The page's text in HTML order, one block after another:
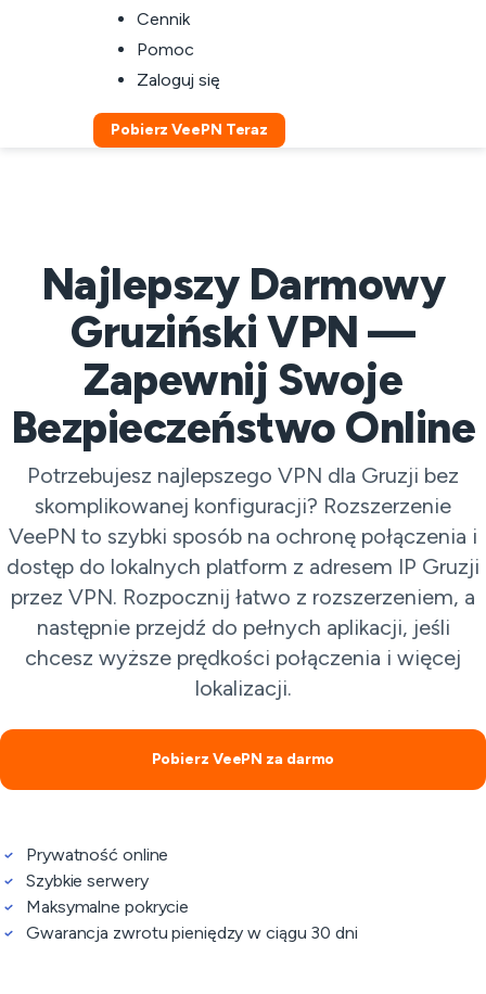
Cennik
Pomoc
Zaloguj się
Pobierz VeePN Teraz
Najlepszy Darmowy
Gruziński VPN —
Zapewnij Swoje
Bezpieczeństwo Online
Potrzebujesz najlepszego VPN dla Gruzji bez
skomplikowanej konfiguracji? Rozszerzenie
VeePN to szybki sposób na ochronę połączenia i
dostęp do lokalnych platform z adresem IP Gruzji
przez VPN. Rozpocznij łatwo z rozszerzeniem, a
następnie przejdź do pełnych aplikacji, jeśli
chcesz wyższe prędkości połączenia i więcej
lokalizacji.
Pobierz VeePN za darmo
Prywatność online
Szybkie serwery
Maksymalne pokrycie
Gwarancja zwrotu pieniędzy w ciągu 30 dni